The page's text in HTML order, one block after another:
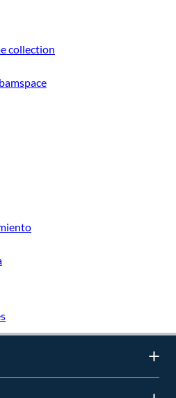
de Electrohogar en Sodimac.
proyectos de renovación y decoración.
collection